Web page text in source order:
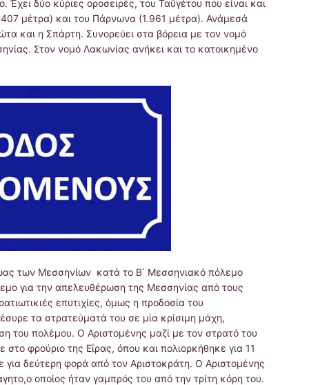
δύο κύριες οροσειρές, του Ταϋγέτου που είναι και
μέτρα) και του Πάρνωνα (1.961 μέτρα). Ανάμεσά
και η Σπάρτη. Συνορεύει στα βόρεια με τον νομό
Στον νομό Λακωνίας ανήκει και το κατοικημένο
των Μεσσηνίων κατά το Β΄ Μεσσηνιακό πόλεμο
για την απελευθέρωση της Μεσσηνίας από τους
επυτιχίες, όμως η προδοσία του
τα στρατεύματά του σε μία κρίσιμη μάχη,
του πολέμου. Ο Αριστομένης μαζί με τον στρατό του
φρούριο της Εΐρας, όπου και πολιορκήθηκε για 11
δεύτερη φορά από τον Αριστοκράτη. Ο Αριστομένης
οποίος ήταν γαμπρός του από την τρίτη κόρη του.